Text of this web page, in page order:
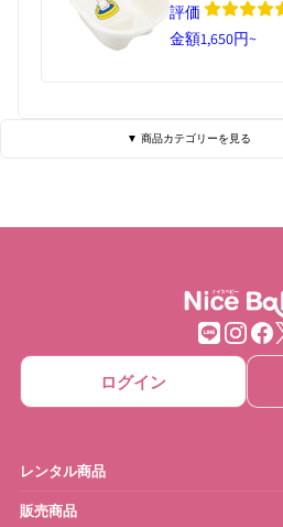
評価
金額1,650円~
▼ 商品カテゴリーを見る
抱っこひも
ベビーサークル
ベビーバス
ログイン
レンタル商品
販売商品